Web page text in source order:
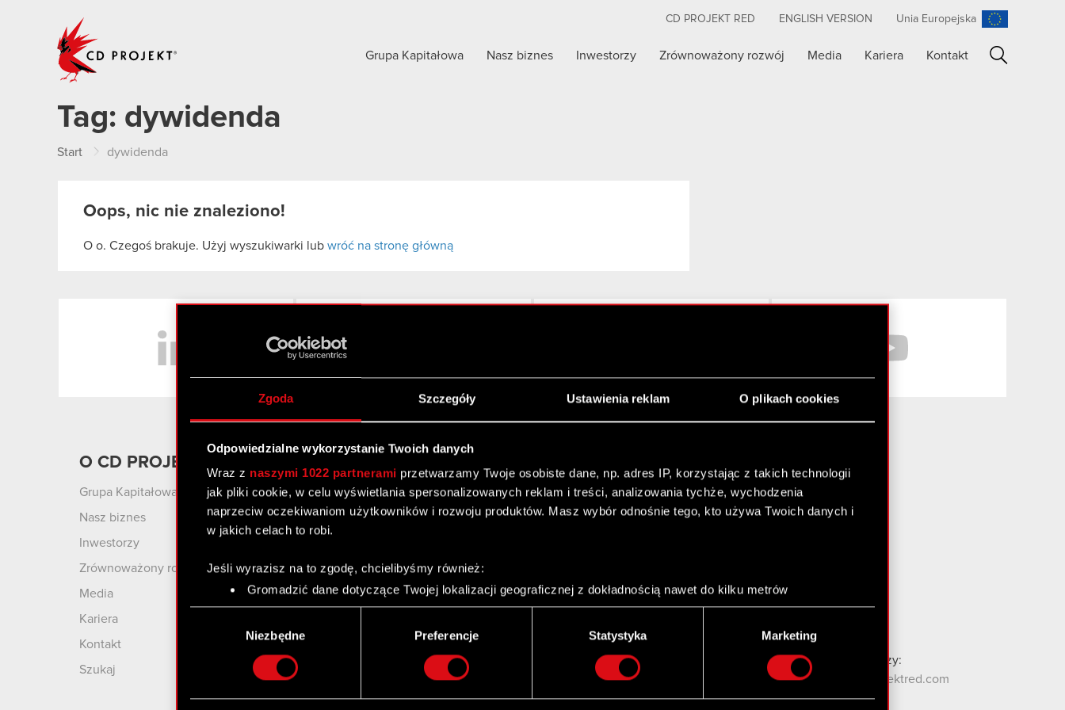
Zgoda Szczegóły Ustawienia reklam O plikach cookies
Odpowiedzialne wykorzystanie Twoich danych
Wraz z naszymi 1022 partnerami przetwarzamy Twoje osobiste dane, np. adres IP, korzystając z takich technologii
jak pliki cookie, w celu wyświetlania spersonalizowanych reklam i treści, analizowania tychże, wychodzenia
naprzeciw oczekiwaniom użytkowników i rozwoju produktów. Masz wybór odnośnie tego, kto używa Twoich danych i
w jakich celach to robi.
Jeśli wyrazisz na to zgodę, chcielibyśmy również:
Gromadzić dane dotyczące Twojej lokalizacji geograficznej z dokładnością nawet do kilku metrów
Identyfikować Twoje urządzenie, aktywnie analizując charakteryzującego je zbiory danych (fingerprinting,
Dowiedz się więcej odnośnie tego, jak Twoje osobiste dane są przetwarzane oraz ustaw własne preferencje w
szczegółów . W Deklaracji plików cookie możesz zmienić lub wycofać swoją zgodę w dowolnej chwili.
Wykorzystujemy pliki cookie do spersonalizowania treści i reklam, aby oferować funkcje społecznościowe i
Niezbędne Preferencje Statystyka Marketing
CD PROJEKT RED ENGLISH VERSION Unia Europejska
Grupa Kapitałowa Nasz biznes Inwestorzy Zrównoważony rozwój Media Kariera Kontakt
Tag: dywidenda
Start dywidenda
Oops, nic nie znaleziono!
O o. Czegoś brakuje. Użyj wyszukiwarki lub wróć na stronę główną
O CD PROJEKT
Grupa Kapitałowa
Nasz biznes
Inwestorzy
Zrównoważony rozwój
Media
Kariera
Kontakt
Szukaj
Cyberpunk 2077: Widmo
Wolności
Cyberpunk 2077
Wiedźmin
GWINT: Wiedźmińska Gra
CD PROJEKT S.A.
ul. Jagiellońska 74
recepcja@cdprojekt.com
Wsparcie techniczne:
Media i inwestorzy:
media@cdprojektred.com
Kontakt ESG:
esg@cdprojekt.com
Kontakt dla społeczności graczy:
contact.community@cdprojektred.com